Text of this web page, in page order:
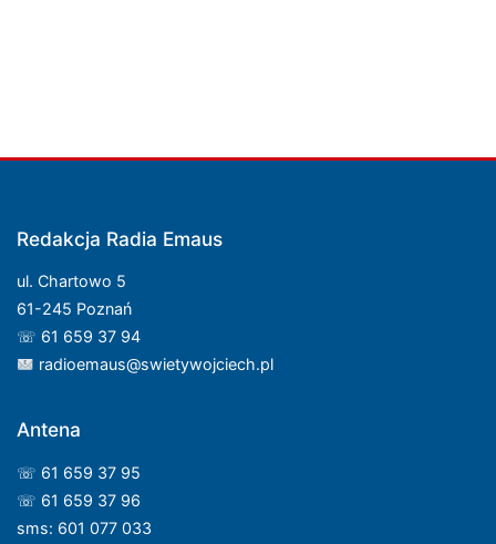
Redakcja Radia Emaus
ul. Chartowo 5
61-245 Poznań
☏ 61 659 37 94
radioemaus@swietywojciech.pl
Antena
☏ 61 659 37 95
☏ 61 659 37 96
sms: 601 077 033